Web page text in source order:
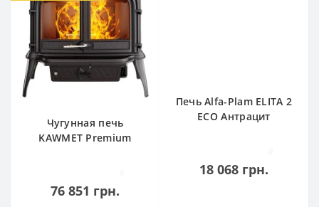
Чугунная печь
KAWMET Premium
76 851 грн.
Печь Alfa-Plam ELITA 2
ECO Антрацит
18 068 грн.